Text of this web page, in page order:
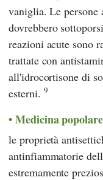
vaniglia. Le persone
dovrebbero
reazioni acute sono
trattate con
all'idrocortisone di
esterni. 9
Medicina
le proprietà
antinfiammatorie
estremamente